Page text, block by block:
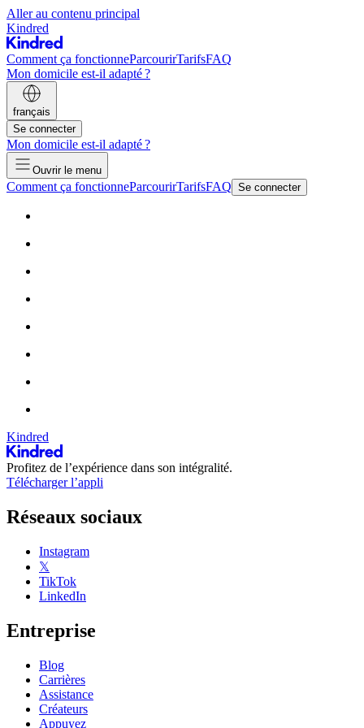
Aller au contenu principal
Kindred
Comment ça fonctionneParcourirTarifsFAQ
Mon domicile est-il adapté ?
français
Se connecter
Mon domicile est-il adapté ?
Ouvrir le menu
Comment ça fonctionneParcourirTarifsFAQ Se connecter
Kindred
Profitez de l’expérience dans son intégralité.
Télécharger l’appli
Réseaux sociaux
Instagram
𝕏
TikTok
LinkedIn
Entreprise
Blog
Carrières
Assistance
Créateurs
Appuyez